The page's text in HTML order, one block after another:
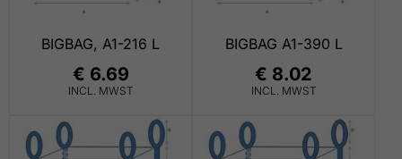
BIGBAG, A1-216 L
€ 6.69
INCL. MWST
BIGBAG A1-390 L
€ 8.02
INCL. MWST